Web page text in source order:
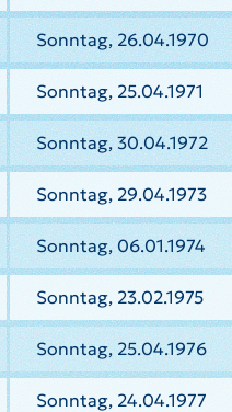
Sonntag, 26.04.1970
Sonntag, 25.04.1971
Sonntag, 30.04.1972
Sonntag, 29.04.1973
Sonntag, 06.01.1974
Sonntag, 23.02.1975
Sonntag, 25.04.1976
Sonntag, 24.04.1977